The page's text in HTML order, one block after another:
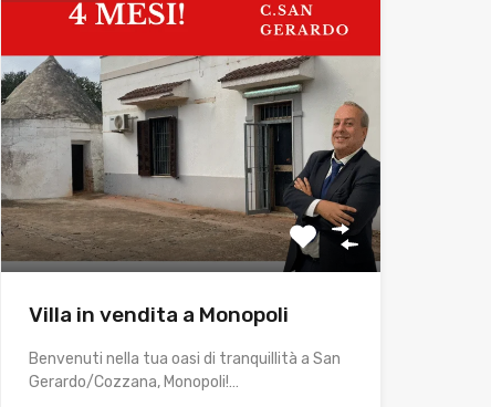
Villa in vendita a Monopoli
Benvenuti nella tua oasi di tranquillità a San
Gerardo/Cozzana, Monopoli!…